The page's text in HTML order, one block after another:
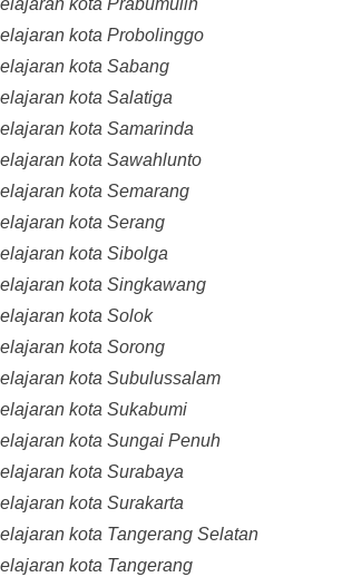
kota Prabumulih
kota Probolinggo
kota Sabang
kota Salatiga
kota Samarinda
kota Sawahlunto
kota Semarang
kota Serang
kota Sibolga
kota Singkawang
kota Solok
kota Sorong
kota Subulussalam
kota Sukabumi
kota Sungai Penuh
kota Surabaya
kota Surakarta
kota Tangerang Selatan
kota Tangerang